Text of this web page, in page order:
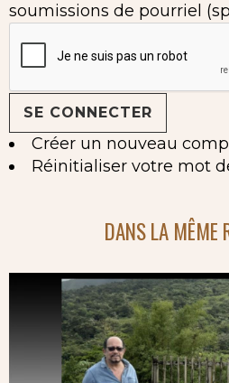
soumissions de pourriel
Créer un nouveau
Réinitialiser votre mot
DANS LA MÊME